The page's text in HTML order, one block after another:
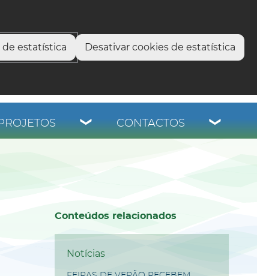
de estatística Desativar cookies de estatística
CONTACTOS
Conteúdos relacionados
Notícias